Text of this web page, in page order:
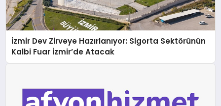
İzmir Dev Zirveye Hazırlanıyor: Sigorta Sektörünün
Kalbi Fuar İzmir’de Atacak